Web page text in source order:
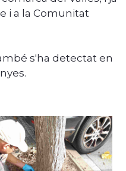
i a la Comunitat
s'ha detectat en